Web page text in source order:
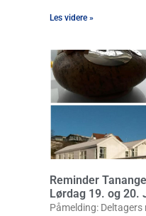
Les videre »
Reminder
Lørdag 19. og 20.
Påmelding: Deltagers